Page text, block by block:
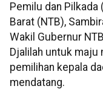
Pemilu dan Pilkada
Barat (NTB),
Wakil Gubernur
Djalilah untuk maju
pemilihan kepala
mendatang.